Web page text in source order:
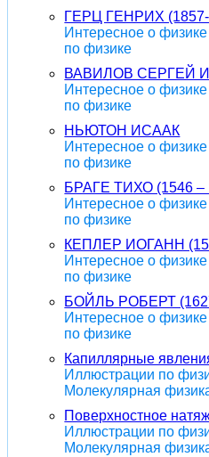
ГЕРЦ ГЕНРИХ (1857-
Интересное о
по физике
ВАВИЛОВ СЕРГЕЙ
Интересное о
по физике
НЬЮТОН ИСААК
Интересное о
по физике
БРАГЕ ТИХО (1546 –
Интересное о
по физике
КЕПЛЕР ИОГАНН
Интересное о
по физике
БОЙЛЬ РОБЕРТ
Интересное о
по физике
Капиллярные
Иллюстрации по
Молекулярная
Поверхностное
Иллюстрации по
Молекулярная